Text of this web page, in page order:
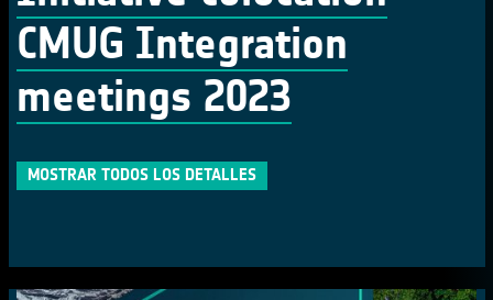
CMUG Integration
meetings 2023
MOSTRAR TODOS LOS DETALLES